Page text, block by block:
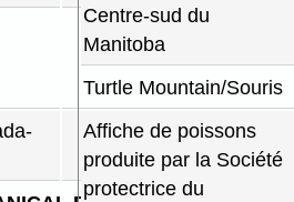
7.80
12.00
Centre-sud du
Manitoba
Turtle Mountain/Souris
Affiche de poissons
produite par la Société
protectrice du